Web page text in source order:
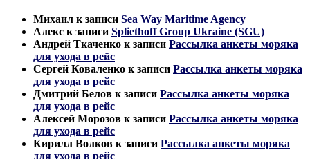
Михаил к записи Sea Way Maritime Agency
Алекс к записи Spliethoff Group Ukraine (SGU)
Андрей Ткаченко к записи Рассылка анкеты моряка
для ухода в рейс
Сергей Коваленко к записи Рассылка анкеты моряка
для ухода в рейс
Дмитрий Белов к записи Рассылка анкеты моряка
для ухода в рейс
Алексей Морозов к записи Рассылка анкеты моряка
для ухода в рейс
Кирилл Волков к записи Рассылка анкеты моряка
для ухода в рейс